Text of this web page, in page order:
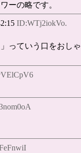
ーの略です。
ID:WTj2iokVo.
っていう口をおしゃ